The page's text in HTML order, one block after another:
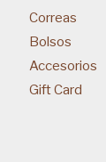
Correas
Bolsos
Accesorios
Gift Card